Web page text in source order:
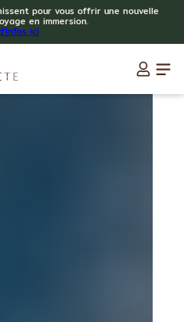
pour vous offrir une nouvelle
en immersion.
ici